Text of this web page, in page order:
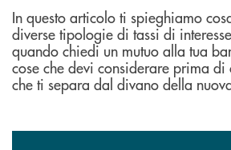
In questo articolo ti spieghiamo
diverse tipologie di tassi di
quando chiedi un mutuo alla tua
cose che devi considerare prima di
che ti separa dal divano della